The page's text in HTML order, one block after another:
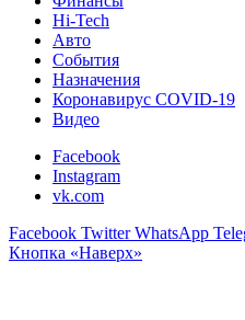
Hi-Tech
Авто
События
Назначения
Коронавирус COVID-19
Видео
Facebook
Instagram
vk.com
Facebook Twitter WhatsApp
Кнопка «Наверх»